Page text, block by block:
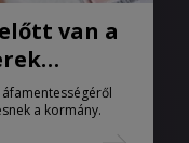
van a
a kormány.